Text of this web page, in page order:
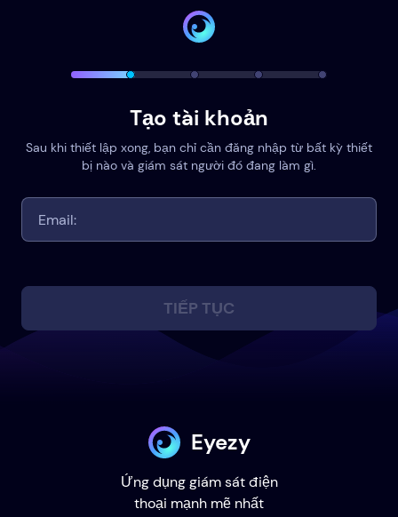
Tạo tài khoản
Sau khi thiết lập xong, bạn chỉ cần đăng nhập từ bất kỳ thiết
bị nào và giám sát người đó đang làm gì.
TIẾP TỤC
Eyezy
Ứng dụng giám sát điện
thoại mạnh mẽ nhất